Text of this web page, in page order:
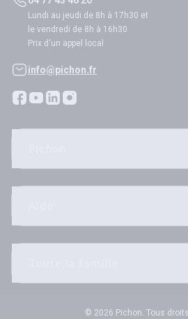
Lundi au jeudi de 8h à 17h30 et
le vendredi de 8h à 16h30
Prix d'un appel local
info@pichon.fr
© 2026 Pichon. Tous